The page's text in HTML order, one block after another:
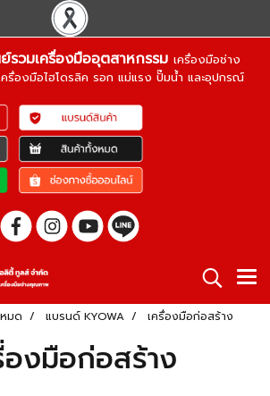
วมเครื่องมืออุตสาหกรรม เครื่องมือช่าง
ครื่องมือไฮโดรลิค รอก แม่แรง ปั๊มน้ำ และอุปกรณ์
มด แบรนด์ KYOWA เครื่องมือก่อสร้าง
องมือก่อสร้าง